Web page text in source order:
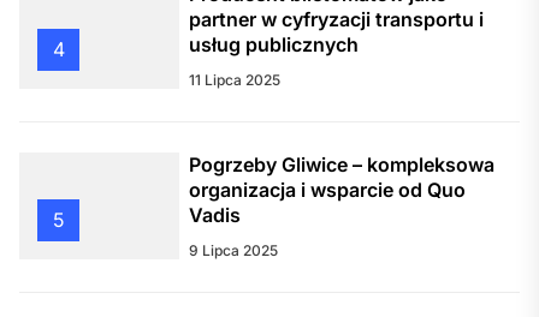
4
partner w cyfryzacji transportu i
usług publicznych
11 Lipca 2025
5
Pogrzeby Gliwice – kompleksowa
organizacja i wsparcie od Quo
Vadis
9 Lipca 2025